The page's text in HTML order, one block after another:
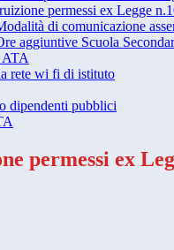
permessi ex Legge
di comunicazione
aggiuntive Scuola
rete wi fi di istituto
dipendenti pubblici
permessi ex